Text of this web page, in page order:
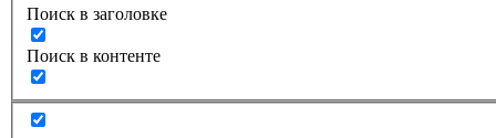
Поиск в заголовке
Поиск в контенте